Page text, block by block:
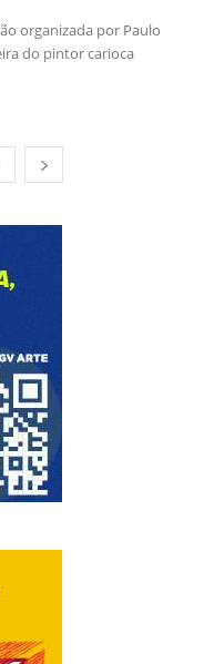
organizada por Paulo
do pintor carioca